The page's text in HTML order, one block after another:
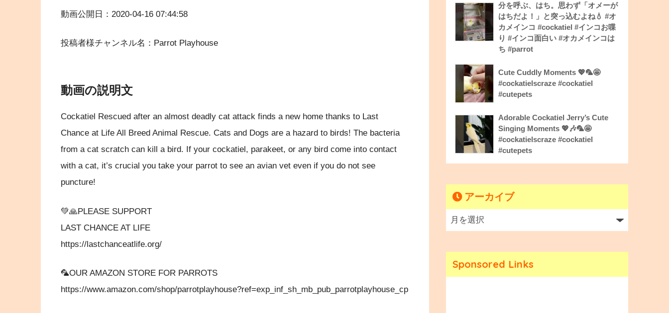
動画公開日：2020-04-16 07:44:58
投稿者様チャンネル名：Parrot Playhouse
動画の説明文
Cockatiel Rescued after an almost deadly cat attack finds a new home thanks to Last
Chance at Life All Breed Animal Rescue. Cats and Dogs are a hazard to birds! The bacteria
from a cat scratch can kill a bird. If your cockatiel, parakeet, or any bird come into contact
with a cat, it’s crucial you take your parrot to see an avian vet even if you do not see
puncture!
💚🙏PLEASE SUPPORT
LAST CHANCE AT LIFE
https://lastchanceatlife.org/
🦜OUR AMAZON STORE FOR PARROTS
https://www.amazon.com/shop/parrotplayhouse?ref=exp_inf_sh_mb_pub_parrotplayhouse_cp
分を呼ぶ、はち。思わず「オメーが
はちだよ！」と突っ込むよね💧 #オ
カメインコ #cockatiel #インコお喋
り #インコ面白い #オカメインコは
ち #parrot
Cute Cuddly Moments 💖🦜🤩
#cockatielscraze #cockatiel
#cutepets
Adorable Cockatiel Jerry’s Cute
Singing Moments 💖🎶🦜🤩
#cockatielscraze #cockatiel
#cutepets
アーカイブ
Sponsored Links